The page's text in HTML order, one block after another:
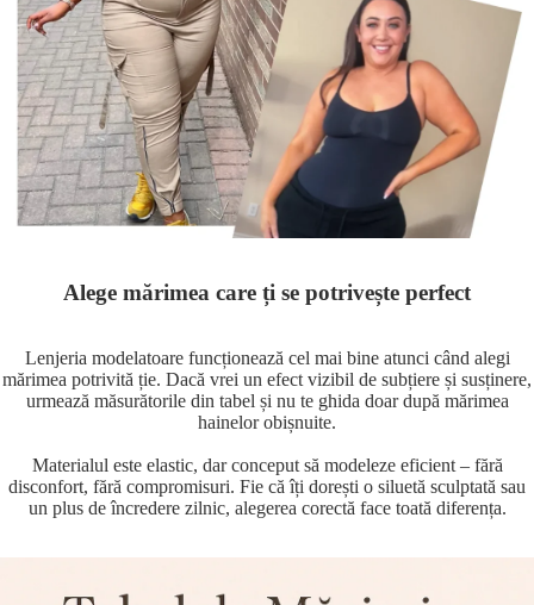
Alege mărimea care ți se potrivește perfect
Lenjeria modelatoare funcționează cel mai bine atunci când alegi
mărimea potrivită ție. Dacă vrei un efect vizibil de subțiere și susținere,
urmează măsurătorile din tabel și nu te ghida doar după mărimea
hainelor obișnuite.
Materialul este elastic, dar conceput să modeleze eficient – fără
disconfort, fără compromisuri. Fie că îți dorești o siluetă sculptată sau
un plus de încredere zilnic, alegerea corectă face toată diferența.